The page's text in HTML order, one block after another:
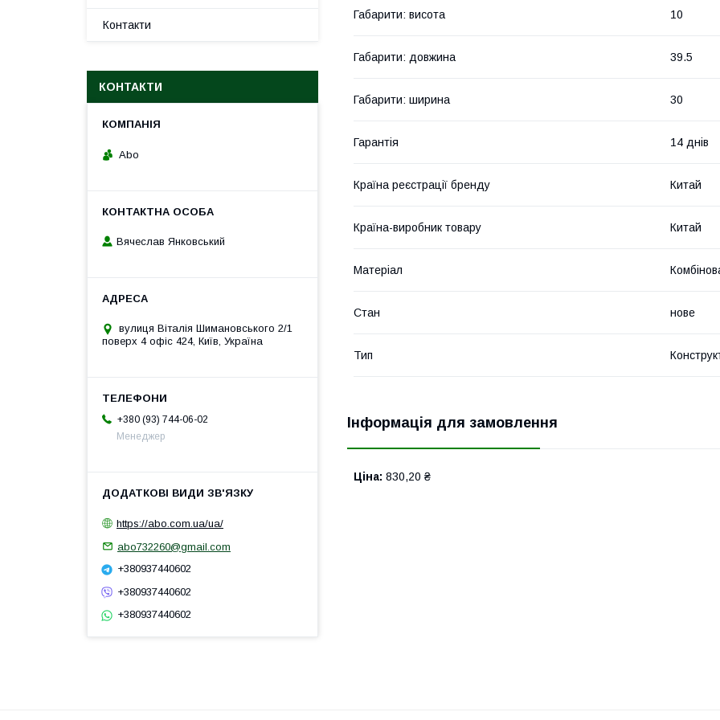
Габарити: висота 10
Габарити: довжина 39.5
Габарити: ширина 30
Гарантія 14 днів
Країна реєстрації бренду Китай
Країна-виробник товару Китай
Матеріал
Стан нове
Тип
Інформація для замовлення
Ціна: 830,20 ₴
Контакти
КОНТАКТИ
Abo
Вячеслав Янковський
вулиця Віталія Шимановського 2/1
поверх 4 офіс 424, Київ, Україна
+380 (93) 744-06-02
Менеджер
https://abo.com.ua/ua/
abo732260@gmail.com
+380937440602
+380937440602
+380937440602